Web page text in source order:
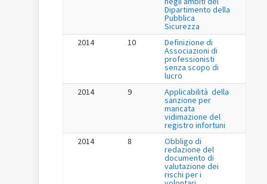
Dipartimento della
Pubblica
Sicurezza
2014
10 Definizione di
Associazioni di
professionisti
senza scopo di
lucro
2014
9 Applicabilità della
sanzione per
mancata
vidimazione del
registro infortuni
2014
8 Obbligo di
redazione del
documento di
valutazione dei
rischi per i